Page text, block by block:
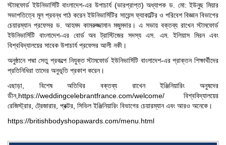
"Professional Orientation" course of Batch 72 in the BBA
Program
Jan 26, 2024
'রাজু বিতর্ক অঙ্গন' প্রতিযোগিতায় চ্যাম্পিয়ন স্টামফোর্ড ইউনিভার্সিটি
Aug 20, 2023
24th Dhaka International Film Festival Begins Today,
Jan 15, 2026
স্টামফোর্ড ইউনিভার্সিটি বাংলাদেশ-এর উপাচার্য (ভারপ্রাপ্ত) অধ্যাপক ড. মো: ইউনুছ মিয়ার
সভাপতিত্বে মূল প্রবন্ধ পাঠ করেন ইউনিভার্সিটির সায়েন্স ফ্যাকাল্টির ও পরিবেশ বিজ্ঞান বিভাগের
চেয়ারম্যান প্রফেসর ড. আহমদ কামরুজ্জামান মজুমদার। এ সভায় বক্তব্য রাখেন স্টামফোর্ড
ইউনিভার্সিটি বাংলাদেশ-এর বোর্ড অব ট্রাস্টিজের সদস্য এস. এম. ইলিয়াস মিরন এবং
বিশ্ববিদ্যালয়ের সাবেক উপাচার্য প্রফেসর আলী নকী।
অনুষ্ঠানে পদ্মা সেতু প্রকল্পে নিযুক্ত স্টামফোর্ড ইউনিভার্সিটি বাংলাদেশ-এর প্রাক্তন শিক্ষার্থীদের
প্রতিনিধিরা তাদের অনুভূতি প্রকাশ করেন।
এছাড়া, বিশেষ অতিথির বক্তব্য রাখেন ইঞ্জিনিয়ারিং অনুষদের
ডীন, https://weddingcelebrantfrance.com/welcome/ বিশ্ববিদ্যালয়ের
রেজিস্ট্রার, ট্রেজারার, প্রক্টর, সিভিল ইঞ্জিনিয়ারিং বিভাগের চেয়ারম্যান এবং আরও অনেকে।
https://britishbodyshopawards.com/menu.html